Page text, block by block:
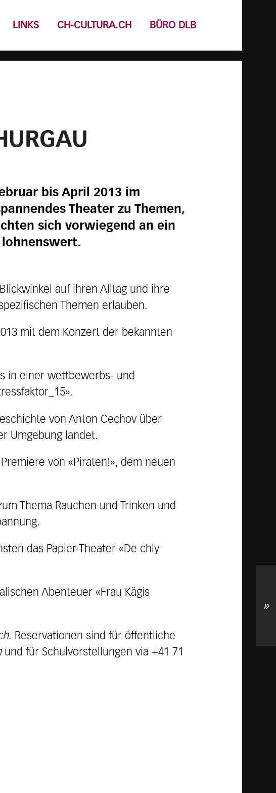
LINKS CH-CULTURA.CH BÜRO DLB
bis April 2013 im
Theater zu Themen,
sich vorwiegend an ein
lohnenswert.
auf ihren Alltag und ihre
Themen erlauben.
mit dem Konzert der bekannten
in einer wettbewerbs- und
von Anton Cechov über
Umgebung landet.
von «Piraten!», dem neuen
Thema Rauchen und Trinken und
das Papier-Theater «De chly
Abenteuer «Frau Kägis
Reservationen sind für öffentliche
und für Schulvorstellungen via +41 71
»